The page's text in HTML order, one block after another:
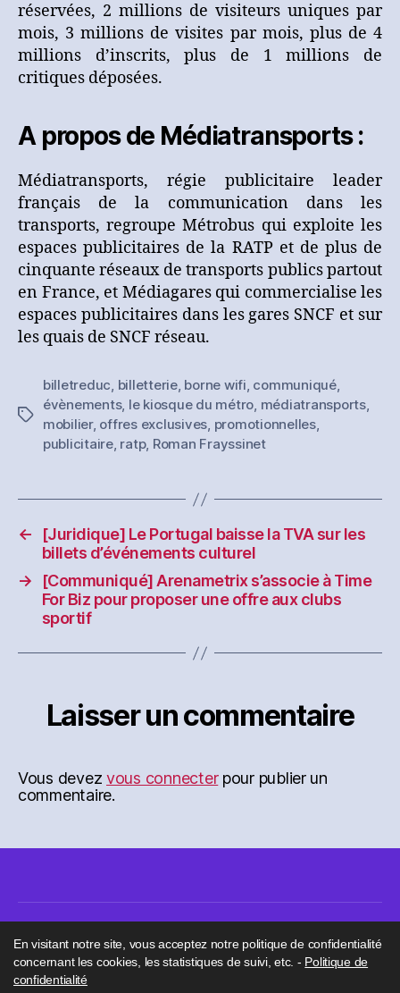
réservées, 2 millions de visiteurs uniques par
mois, 3 millions de visites par mois, plus de 4
millions d’inscrits, plus de 1 millions de
critiques déposées.
A propos de Médiatransports :
Médiatransports, régie publicitaire leader
français de la communication dans les
transports, regroupe Métrobus qui exploite les
espaces publicitaires de la RATP et de plus de
cinquante réseaux de transports publics partout
en France, et Médiagares qui commercialise les
espaces publicitaires dans les gares SNCF et sur
les quais de SNCF réseau.
Étiquettes
billetreduc, billetterie, borne wifi, communiqué,
évènements, le kiosque du métro, médiatransports,
mobilier, offres exclusives, promotionnelles,
publicitaire, ratp, Roman Frayssinet
←
[Juridique] Le Portugal baisse la TVA sur les
billets d’événements culturel
→
[Communiqué] Arenametrix s’associe à Time
For Biz pour proposer une offre aux clubs
sportif
Laisser un commentaire
Vous devezvous connecterpour publier un
commentaire.
En visitant notre site, vous acceptez notre politique de confidentialité
concernant les cookies, les statistiques de suivi, etc. - Politique de
confidentialité